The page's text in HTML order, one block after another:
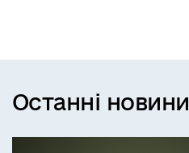
Останні новини